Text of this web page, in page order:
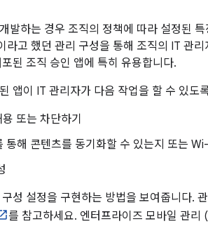
발하는 경우 조직의 정책에 따라 설정된
라고 했던 관리 구성을 통해 조직의 IT 관
된 조직 승인 앱에 특히 유용합니다.
앱이 IT 관리자가 다음 작업을 할 수 있도
또는 차단하기
통해 콘텐츠를 동기화할 수 있는지 또는
성 설정을 구현하는 방법을 보여줍니다.
를 참고하세요. 엔터프라이즈 모바일 관리